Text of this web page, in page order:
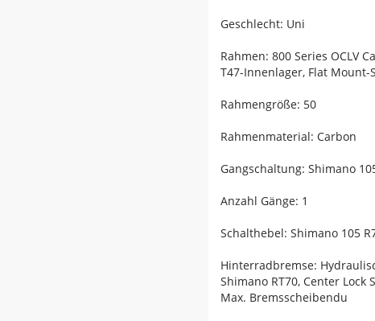
Geschlecht: Uni
Rahmen: 800 Series OCLV
T47-Innenlager, Flat
Rahmengröße: 50
Rahmenmaterial: Carbon
Gangschaltung: Shimano
Anzahl Gänge: 1
Schalthebel: Shimano 105
Hinterradbremse:
Shimano RT70, Center
Max. Bremsscheibendu